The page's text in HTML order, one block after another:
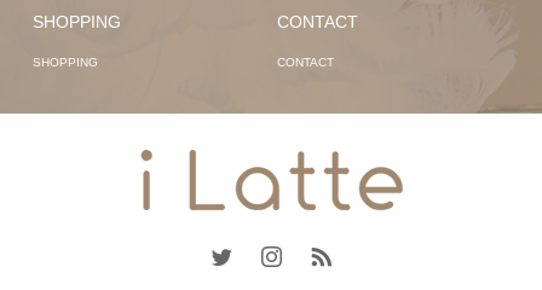
SHOPPING
SHOPPING
CONTACT
CONTACT